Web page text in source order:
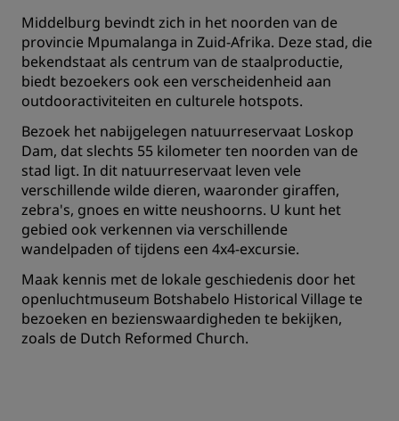
Middelburg bevindt zich in het noorden van de
provincie Mpumalanga in Zuid-Afrika. Deze stad, die
bekendstaat als centrum van de staalproductie,
biedt bezoekers ook een verscheidenheid aan
outdooractiviteiten en culturele hotspots.
Bezoek het nabijgelegen natuurreservaat Loskop
Dam, dat slechts 55 kilometer ten noorden van de
stad ligt. In dit natuurreservaat leven vele
verschillende wilde dieren, waaronder giraffen,
zebra's, gnoes en witte neushoorns. U kunt het
gebied ook verkennen via verschillende
wandelpaden of tijdens een 4x4-excursie.
Maak kennis met de lokale geschiedenis door het
openluchtmuseum Botshabelo Historical Village te
bezoeken en bezienswaardigheden te bekijken,
zoals de Dutch Reformed Church.